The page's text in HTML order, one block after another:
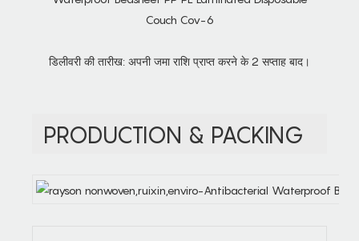
डिलीवरी की तारीख: अपनी जमा राशि प्राप्त करने के 2 सप्ताह बाद।
PRODUCTION & PACKING